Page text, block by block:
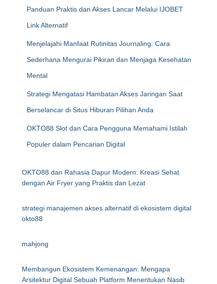
Panduan Praktis dan Akses Lancar Melalui IJOBET
Link Alternatif
Menjelajahi Manfaat Rutinitas Journaling: Cara
Sederhana Mengurai Pikiran dan Menjaga Kesehatan
Mental
Strategi Mengatasi Hambatan Akses Jaringan Saat
Berselancar di Situs Hiburan Pilihan Anda
OKTO88 Slot dan Cara Pengguna Memahami Istilah
Populer dalam Pencarian Digital
OKTO88 dan Rahasia Dapur Modern: Kreasi Sehat
dengan Air Fryer yang Praktis dan Lezat
strategi manajemen akses alternatif di ekosistem digital
okto88
mahjong
Membangun Ekosistem Kemenangan: Mengapa
Arsitektur Digital Sebuah Platform Menentukan Nasib